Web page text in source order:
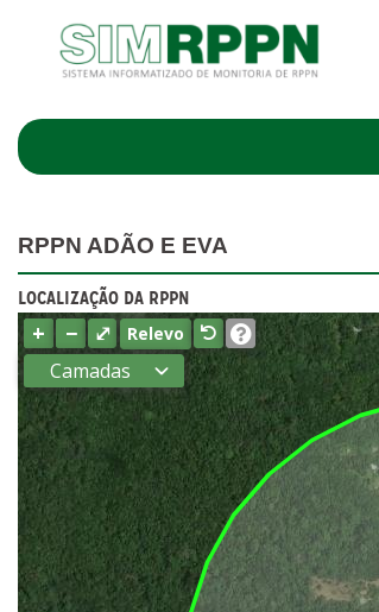
RPPN ADÃO E EVA
LOCALIZAÇÃO DA RPPN
+ − ⤢ Relevo
Camadas
Estados
Municípios
Terras
indígenas
(FUNAI)
UC Federal
UC Estaduais